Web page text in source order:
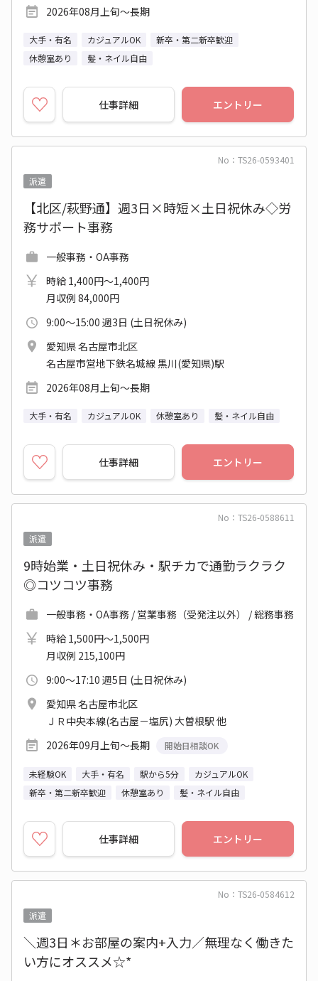
2026年08月上旬～長期
大手・有名 カジュアルOK
新卒・第二新卒歓迎
休憩室あり
髪・ネイル自由
仕事詳細 エントリー
No：TS26-0593401
派遣
【北区/萩野通】週3日×時短×土日祝休み◇労
務サポート事務
一般事務・OA事務
時給 1,400円～1,400円
月収例 84,000円
9:00～15:00 週3日 (土日祝休み)
愛知県 名古屋市北区
名古屋市営地下鉄名城線 黒川(愛知県)駅
2026年08月上旬～長期
大手・有名 カジュアルOK 休憩室あり 髪・ネイル自由
仕事詳細 エントリー
No：TS26-0588611
派遣
9時始業・土日祝休み・駅チカで通勤ラクラク
◎コツコツ事務
一般事務・OA事務 / 営業事務（受発注以外） / 総務事務
時給 1,500円～1,500円
月収例 215,100円
9:00～17:10 週5日 (土日祝休み)
愛知県 名古屋市北区
ＪＲ中央本線(名古屋－塩尻) 大曽根駅 他
2026年09月上旬～長期
開始日相談OK
未経験OK 大手・有名 駅から5分
カジュアルOK
新卒・第二新卒歓迎
休憩室あり 髪・ネイル自由
仕事詳細 エントリー
No：TS26-0584612
派遣
＼週3日＊お部屋の案内+入力／無理なく働きた
い方にオススメ☆*